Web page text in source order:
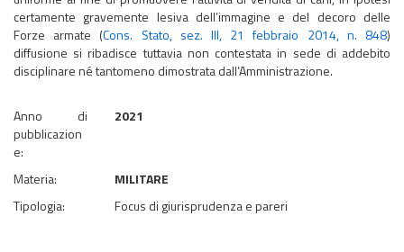
certamente gravemente lesiva dell’immagine e del decoro delle
Forze armate (Cons. Stato, sez. III, 21 febbraio 2014, n. 848)
diffusione si ribadisce tuttavia non contestata in sede di addebito
disciplinare né tantomeno dimostrata dall’Amministrazione.
Anno di
pubblicazion
e:
2021
Materia:
MILITARE
Tipologia:
Focus di giurisprudenza e pareri